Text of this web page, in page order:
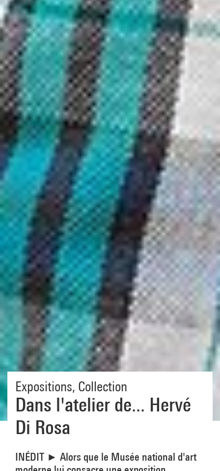
Expositions, Collection
Dans l'atelier de... Hervé
Di Rosa
INÉDIT ► Alors que le Musée national d'art